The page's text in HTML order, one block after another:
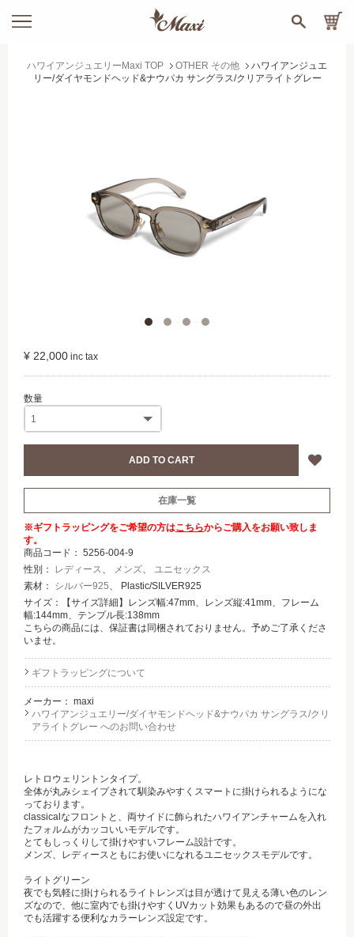
ハワイアンジュエリーMaxi TOP OTHER その他
ハワイアンジュエ
リー/ダイヤモンドヘッド&ナウパカ サングラス/クリアライトグレー
¥ 22,000
在庫一覧
※ギフトラッピングをご希望の方はこちらからご購入をお願い致しま
す。
商品コード： 5256-004-9
性別：
レディース、 メンズ、 ユニセックス
素材： シルバー925、 Plastic/SILVER925
サイズ：【サイズ詳細】レンズ幅:47mm、レンズ縦:41mm、フレーム
幅:144mm、テンプル長:138mm
こちらの商品には、保証書は同梱されておりません。予めご了承くださ
いませ。
ギフトラッピングについて
メーカー： maxi
ハワイアンジュエリー/ダイヤモンドヘッド&ナウパカ サングラス/クリ
アライトグレー へのお問い合わせ
レトロウェリントンタイプ。
全体が丸みシェイプされて馴染みやすくスマートに掛けられるようにな
っております。
classicalなフロントと、両サイドに飾られたハワイアンチャームを入れ
たフォルムがカッコいいモデルです。
とてもしっくりして掛けやすいフレーム設計です。
メンズ、レディースともにお使いになれるユニセックスモデルです。
ライトグリーン
夜でも気軽に掛けられるライトレンズは目が透けて見える薄い色のレン
ズなので、他に室内でも掛けやすくUVカット効果もあるので昼の外出
でも活躍する便利なカラーレンズ設定です。